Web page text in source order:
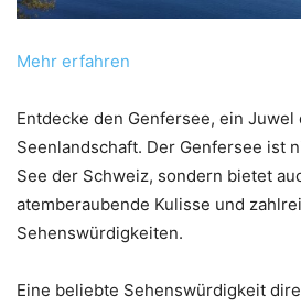
Mehr erfahren
Entdecke den Genfersee, ein
Seenlandschaft. Der Genfersee ist
See der Schweiz, sondern bietet
atemberaubende Kulisse und
Sehenswürdigkeiten.
Eine beliebte Sehenswürdigkeit